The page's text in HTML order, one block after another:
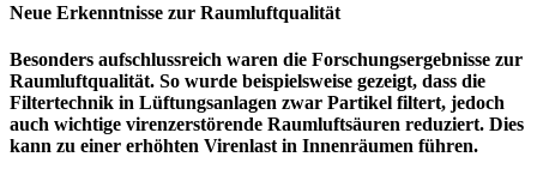
Neue Erkenntnisse zur Raumluftqualität
Besonders aufschlussreich waren die Forschungsergebnisse zur
Raumluftqualität. So wurde beispielsweise gezeigt, dass die
Filtertechnik in Lüftungsanlagen zwar Partikel filtert, jedoch
auch wichtige virenzerstörende Raumluftsäuren reduziert. Dies
kann zu einer erhöhten Virenlast in Innenräumen führen.